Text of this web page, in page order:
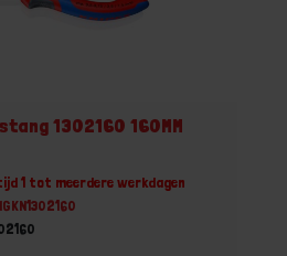
1302160 160MM
1 tot meerdere werkdagen